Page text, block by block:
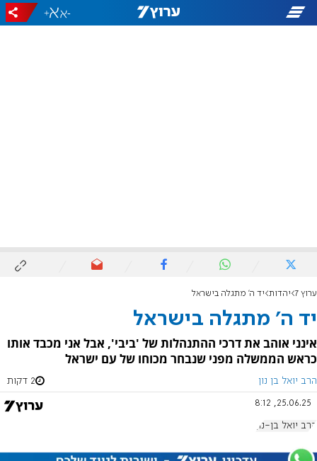
-
+
ערוץ 7 יהדות יד ה' מתגלה בישראל
יד ה' מתגלה בישראל
אינני אוהב את דרכי ההתנהלות של 'ביבי', אבל אני מכבד אותו
כראש הממשלה מפני שנבחר מכוחו של עם ישראל
הרב יואל בן נון 2 דקות
25.06.25, 8:12
הרב יואל בן-נון